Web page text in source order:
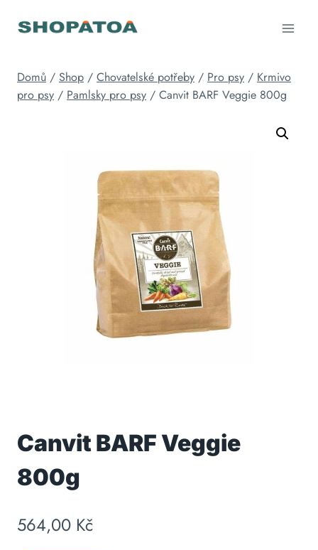
Domů / Shop / Chovatelské potřeby / Pro psy / Krmivo
pro psy / Pamlsky pro psy / Canvit BARF Veggie 800g
Canvit BARF Veggie
800g
564,00 Kč